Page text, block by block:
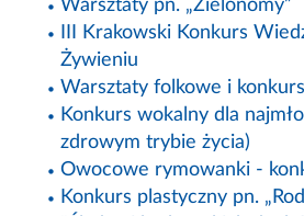
Warsztaty pn. „Zielonomy”
III Krakowski Konkurs
Żywieniu
Warsztaty folkowe i
Konkurs wokalny dla
zdrowym trybie życia)
Owocowe rymowanki -
Konkurs plastyczny pn.